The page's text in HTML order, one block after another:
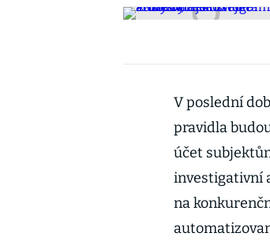
V poslední
pravidla
účet
investigativní
na